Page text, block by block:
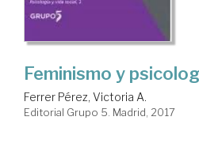
Feminismo y
Ferrer Pérez, Victoria A.
Editorial Grupo 5. Madrid, 2017